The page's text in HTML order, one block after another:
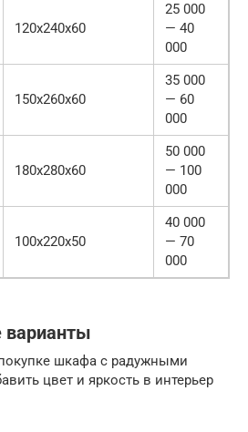
120x240x60
25 000
— 40
000
150x260x60
35 000
— 60
000
180x280x60
50 000
— 100
000
100x220x50
40 000
— 70
000
варианты
шкафа с радужными
цвет и яркость в интерьер